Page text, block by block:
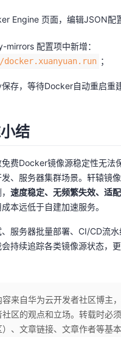
Engine 页面，编辑JSON配
mirrors 配置项中新增：
；
存，等待Docker自动重启重
结
免费Docker镜像源稳定性无法
、服务器集群场景。轩辕镜
速度稳定、无频繁失效、适
本远低于自建加速服务。
服务器批量部署、CI/CD流
持续追踪各类镜像源状态，
容来自华为云开发者社区博主
区的观点和立场。转载时必
）、文章链接、文章作者等基